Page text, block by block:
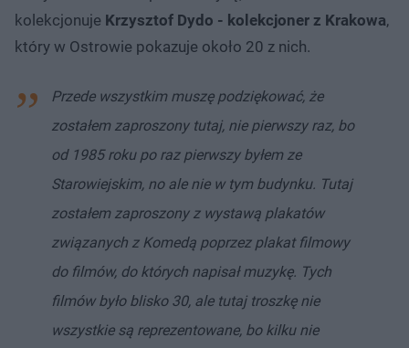
kolekcjonuje Krzysztof Dydo - kolekcjoner z Krakowa,
który w Ostrowie pokazuje około 20 z nich.
Przede wszystkim muszę podziękować, że
zostałem zaproszony tutaj, nie pierwszy raz, bo
od 1985 roku po raz pierwszy byłem ze
Starowiejskim, no ale nie w tym budynku. Tutaj
zostałem zaproszony z wystawą plakatów
związanych z Komedą poprzez plakat filmowy
do filmów, do których napisał muzykę. Tych
filmów było blisko 30, ale tutaj troszkę nie
wszystkie są reprezentowane, bo kilku nie